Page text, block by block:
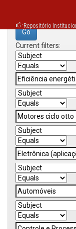
Repositório
Current filters: